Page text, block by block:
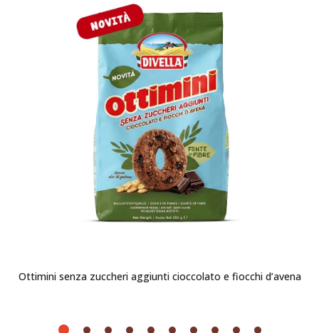
Ottimini senza zuccheri aggiunti cioccolato e fiocchi d’avena